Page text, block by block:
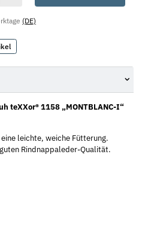
(DE)
teXXor® 1158 „MONTBLANC-I“
leichte, weiche Fütterung.
Rindnappaleder-Qualität.